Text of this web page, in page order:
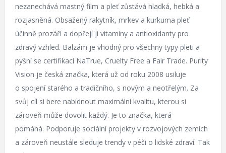
nezanechává mastný film a pleť zůstává hladká, hebká a
rozjasněná. Obsažený rakytník, mrkev a kurkuma pleť
účinně prozáří a dopřejí ji vitamíny a antioxidanty pro
zdravý vzhled. Balzám je vhodný pro všechny typy pleti a
pyšní se certifikací NaTrue, Cruelty Free a Fair Trade. Purity
Vision je česká značka, která už od roku 2008 usiluje
o spojení starého a tradičního, s novým a neotřelým. Za
svůj cíl si bere nabídnout maximální kvalitu, kterou si
zároveň může dovolit každý. Je to značka, která
pomáhá. Podporuje sociální projekty v rozvojových zemích
a zároveň neustále sleduje trendy v péči o lidské zdraví. Tak